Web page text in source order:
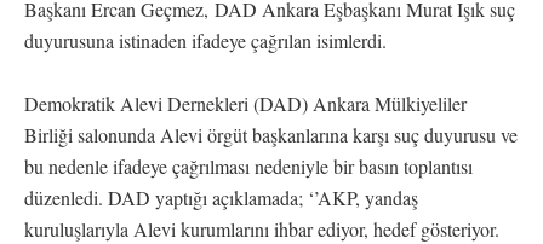
Başkanı Ercan Geçmez, DAD Ankara Eşbaşkanı Murat Işık suç
duyurusuna istinaden ifadeye çağrılan isimlerdi.
Demokratik Alevi Dernekleri (DAD) Ankara Mülkiyeliler
Birliği salonunda Alevi örgüt başkanlarına karşı suç duyurusu ve
bu nedenle ifadeye çağrılması nedeniyle bir basın toplantısı
düzenledi. DAD yaptığı açıklamada; ‘’AKP, yandaş
kuruluşlarıyla Alevi kurumlarını ihbar ediyor, hedef gösteriyor.